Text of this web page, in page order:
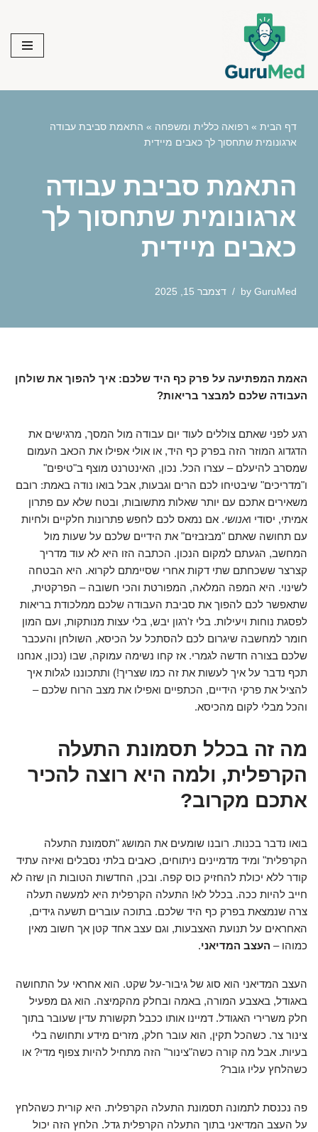
content
דף הבית » רפואה כללית ומשפחה » התאמת סביבת עבודה
ארגונומית שתחסוך לך כאבים מיידית
התאמת סביבת עבודה
ארגונומית שתחסוך לך
כאבים מיידית
by GuruMed דצמבר 15, 2025
האמת המפתיעה על פרק כף היד שלכם: איך להפוך את שולחן
העבודה שלכם למבצר בריאות?
רגע לפני שאתם צוללים לעוד יום עבודה מול המסך, מרגישים את
הדגדוג המוזר הזה בפרק כף היד, או אולי אפילו את הכאב העמום
שמסרב להיעלם – עצרו הכל. נכון, האינטרנט מוצף ב"טיפים"
ו"מדריכים" שיבטיחו לכם הרים וגבעות, אבל בואו נודה באמת: רובם
משאירים אתכם עם יותר שאלות מתשובות, ובטח שלא עם פתרון
אמיתי, יסודי ואנושי. אם נמאס לכם לחפש פתרונות חלקיים ולחיות
עם תחושה שאתם "מבזבזים" את הידיים שלכם על שעות מול
המחשב, הגעתם למקום הנכון. הכתבה הזו היא לא עוד מדריך
קצרצר ששכחתם שתי דקות אחרי שסיימתם לקרוא. היא הבטחה
לשינוי. היא המפה המלאה, המפורטת והכי חשובה – הפרקטית,
שתאפשר לכם להפוך את סביבת העבודה שלכם ממלכודת בריאות
לפסגת נוחות ויעילות. בלי ז'רגון יבש, בלי עצות מנותקות, ועם המון
חומר למחשבה שיגרום לכם להסתכל על הכיסא, השולחן והעכבר
שלכם בצורה חדשה לגמרי. אז קחו נשימה עמוקה, שבו (נכון, אנחנו
תכף נדבר על איך לעשות את זה כמו שצריך!) ותתכוננו לגלות איך
להציל את פרקי הידיים, הכתפיים ואפילו את מצב הרוח שלכם –
והכל מבלי לקום מהכיסא.
מה זה בכלל תסמונת התעלה
הקרפלית, ולמה היא רוצה להכיר
אתכם מקרוב?
בואו נדבר בכנות. רובנו שומעים את המושג "תסמונת התעלה
הקרפלית" ומיד מדמיינים ניתוחים, כאבים בלתי נסבלים ואיזה עתיד
קודר ללא יכולת להחזיק כוס קפה. ובכן, החדשות הטובות הן שזה לא
חייב להיות ככה. בכלל לא! התעלה הקרפלית היא למעשה תעלה
צרה שנמצאת בפרק כף היד שלכם. בתוכה עוברים תשעה גידים,
האחראים על תנועת האצבעות, וגם עצב אחד קטן אך חשוב מאין
כמוהו – העצב המדיאני.
העצב המדיאני הוא סוג של גיבור-על שקט. הוא אחראי על התחושה
באגודל, באצבע המורה, באמה ובחלק מהקמיצה. הוא גם מפעיל
חלק משרירי האגודל. דמיינו אותו ככבל תקשורת עדין שעובר בתוך
צינור צר. כשהכל תקין, הוא עובר חלק, מזרים מידע ותחושה בלי
בעיות. אבל מה קורה כשה"צינור" הזה מתחיל להיות צפוף מדי? או
כשהלחץ עליו גובר?
פה נכנסת לתמונה תסמונת התעלה הקרפלית. היא קורית כשהלחץ
על העצב המדיאני בתוך התעלה הקרפלית גדל. הלחץ הזה יכול